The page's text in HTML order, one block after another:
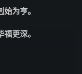
为亨。
更深。